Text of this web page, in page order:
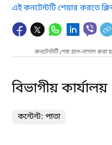
এই কনটেন্টটি শেয়ার করতে
কনটেন্টটি শেষ হাল-নাগাদ
বিভাগীয় কার্যালয়
কন্টেন্ট: পাতা